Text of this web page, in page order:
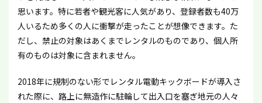
思います。特に若者や観光客に人気があり、登録者数も40万
人いるため多くの人に衝撃が走ったことが想像できます。た
だし、禁止の対象はあくまでレンタルのものであり、個人所
有のものは対象に含まれません。
2018年に規制のない形でレンタル電動キックボードが導入さ
れた際に、路上に無造作に駐輪して出入口を塞ぎ地元の人々